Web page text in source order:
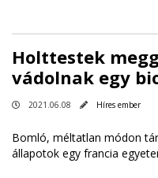
Holttestek
vádolnak egy
2021.06.08 Híres ember
Bomló, méltatlan módon
állapotok egy francia